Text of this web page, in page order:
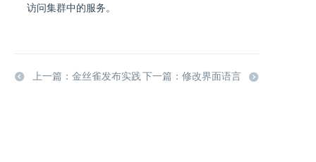
访问集群中的服务。
上一篇：金丝雀发布实践下一篇：修改界面语言